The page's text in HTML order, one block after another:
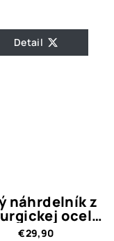
Detail
náhrdelník z
ocele
DROPS
€29,90